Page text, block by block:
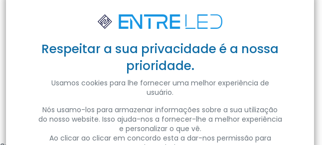
Respeitar a sua privacidade é a nossa
prioridade.
Usamos cookies para lhe fornecer uma melhor experiência de
usuário.
Nós usamo-los para armazenar informações sobre a sua utilização
do nosso website. Isso ajuda-nos a fornecer-lhe a melhor experiência
e personalizar o que vê.
Ao clicar ao clicar em concordo esta a dar-nos permissão para